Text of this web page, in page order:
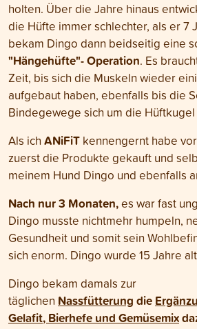
holten. Über die Jahre hinaus
die Hüfte immer schlechter, als er 7
bekam Dingo dann beidseitig eine
"Hängehüfte"- Operation. Es
Zeit, bis sich die Muskeln wieder
aufgebaut haben, ebenfalls bis die
Bindegewege sich um die
Als ich ANiFiT kennengernt habe
zuerst die Produkte gekauft und
meinem Hund Dingo und ebenfalls
Nach nur 3 Monaten,es war fast
Dingo musste nichtmehr humpeln,
Gesundheit und somit sein
sich enorm. Dingo wurde 15 Jahre
Dingo bekam damals zur
täglichen Nassfütterung die
Gelafit, Bierhefe und Gemüsemix